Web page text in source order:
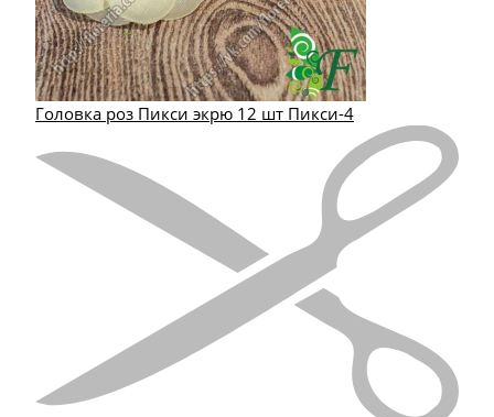
Головка роз Пикси экрю 12 шт Пикси-4